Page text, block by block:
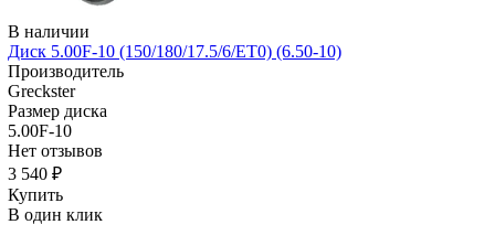
В наличии
Диск 5.00F-10 (150/180/17.5/6/ЕТ0) (6.50-10)
Производитель
Greckster
Размер диска
5.00F-10
Нет отзывов
3 540 ₽
Купить
В один клик